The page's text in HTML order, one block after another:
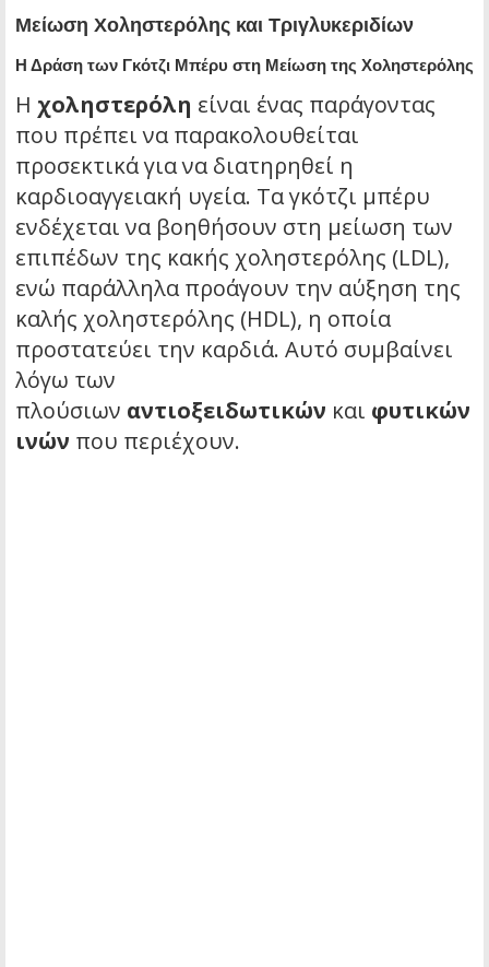
Μείωση Χοληστερόλης και Τριγλυκεριδίων
Η Δράση των Γκότζι Μπέρυ στη Μείωση της Χοληστερόλης
Η χοληστερόλη είναι ένας παράγοντας
που πρέπει να παρακολουθείται
προσεκτικά για να διατηρηθεί η
καρδιοαγγειακή υγεία. Τα γκότζι μπέρυ
ενδέχεται να βοηθήσουν στη μείωση των
επιπέδων της κακής χοληστερόλης (LDL),
ενώ παράλληλα προάγουν την αύξηση της
καλής χοληστερόλης (HDL), η οποία
προστατεύει την καρδιά. Αυτό συμβαίνει
λόγω των
πλούσιων αντιοξειδωτικών και φυτικών
ινών που περιέχουν.